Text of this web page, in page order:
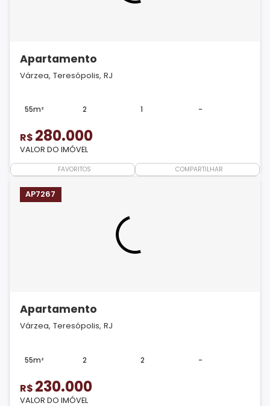
Apartamento
Várzea, Teresópolis, RJ
55m² 2 1 -
R$ 280.000
VALOR DO IMÓVEL
FAVORITOS COMPARTILHAR
AP7267
Apartamento
Várzea, Teresópolis, RJ
55m² 2 2 -
R$ 230.000
VALOR DO IMÓVEL